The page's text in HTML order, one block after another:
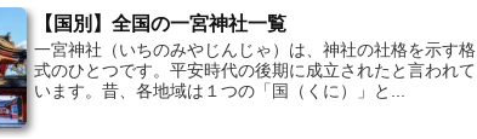
【国別】全国の一宮神社一覧
一宮神社（いちのみやじんじゃ）は、神社の社格を示す格
式のひとつです。平安時代の後期に成立されたと言われて
います。昔、各地域は１つの「国（くに）」と...